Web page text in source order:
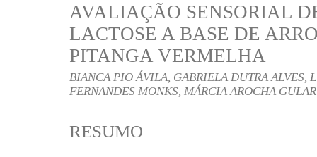
AVALIAÇÃO SENSORIAL
LACTOSE A BASE DE
PITANGA VERMELHA
BIANCA PIO ÁVILA, GABRIELA DUTRA ALVES,
FERNANDES MONKS, MÁRCIA AROCHA
RESUMO